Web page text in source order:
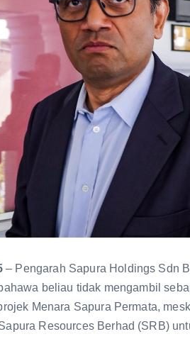
– Pengarah Sapura Holdings Sdn
beliau tidak mengambil
Menara Sapura Permata,
Resources Berhad (SRB)